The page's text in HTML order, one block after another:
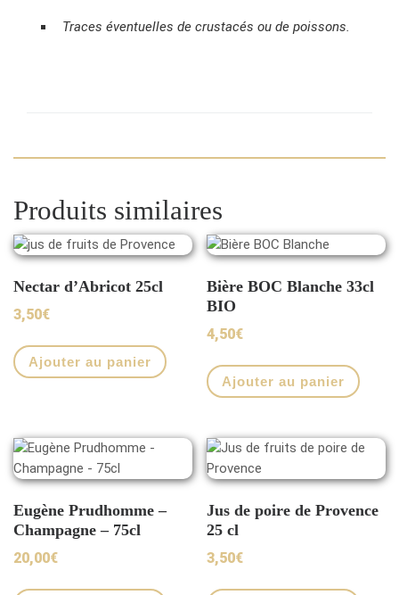
Traces éventuelles de crustacés ou de poissons.
Produits similaires
Nectar d’Abricot 25cl
3,50€
Ajouter au panier
Bière BOC Blanche 33cl
BIO
4,50€
Ajouter au panier
Eugène Prudhomme –
Champagne – 75cl
20,00€
Jus de poire de Provence
25 cl
3,50€